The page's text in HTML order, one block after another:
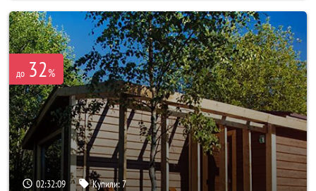
до 32%
02:32:08 Купили:7